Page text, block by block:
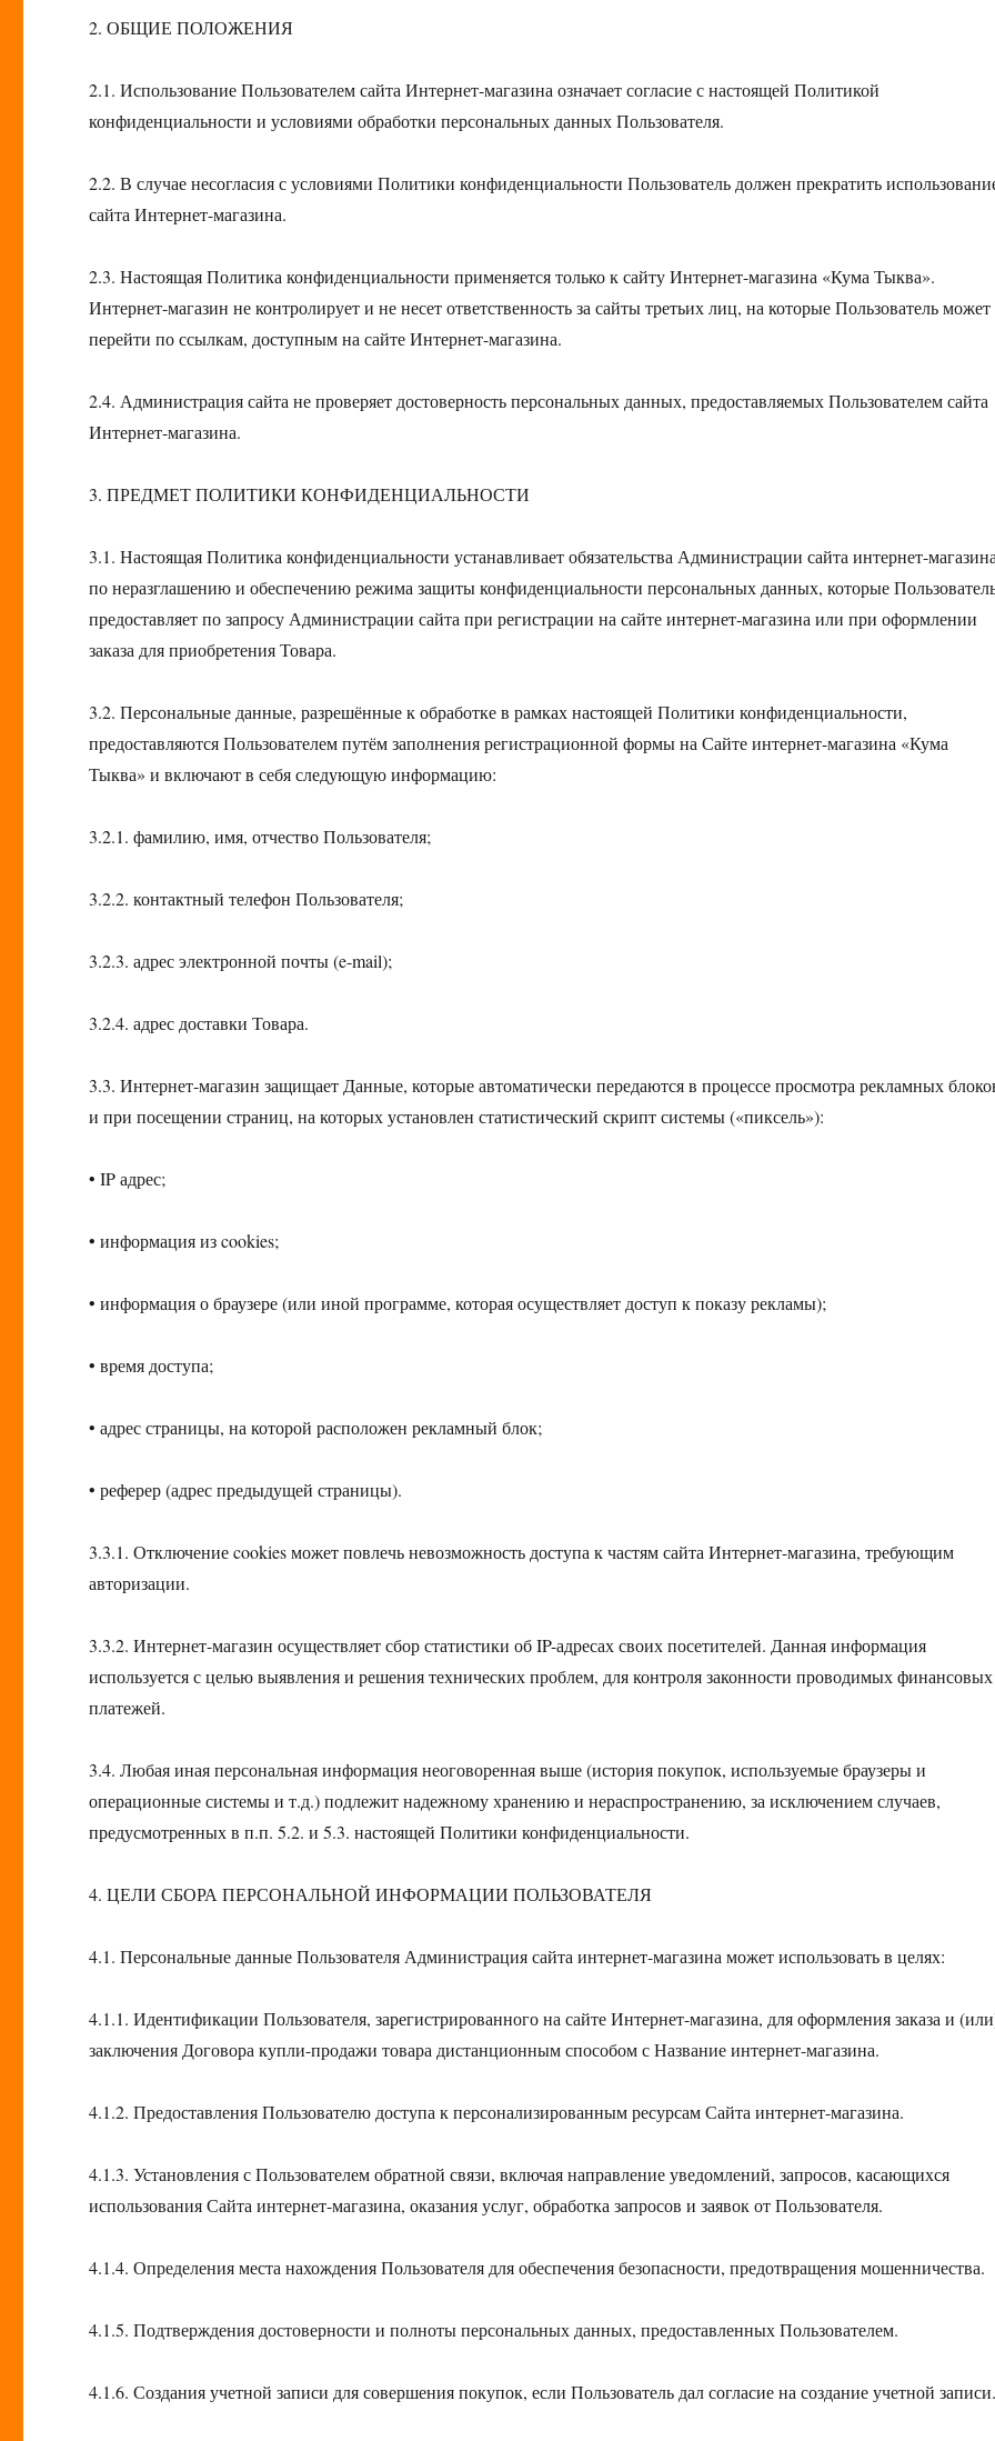
2. ОБЩИЕ ПОЛОЖЕНИЯ
2.1. Использование Пользователем сайта Интернет-магазина означает согласие с настоящей Политикой
конфиденциальности и условиями обработки персональных данных Пользователя.
2.2. В случае несогласия с условиями Политики конфиденциальности Пользователь должен прекратить
сайта Интернет-магазина.
2.3. Настоящая Политика конфиденциальности применяется только к сайту Интернет-магазина «Кума Тыква».
Интернет-магазин не контролирует и не несет ответственность за сайты третьих лиц, на которые Пользователь может
перейти по ссылкам, доступным на сайте Интернет-магазина.
2.4. Администрация сайта не проверяет достоверность персональных данных, предоставляемых Пользователем сайта
Интернет-магазина.
3. ПРЕДМЕТ ПОЛИТИКИ КОНФИДЕНЦИАЛЬНОСТИ
3.1. Настоящая Политика конфиденциальности устанавливает обязательства Администрации сайта интернет-
по неразглашению и обеспечению режима защиты конфиденциальности персональных данных, которые
предоставляет по запросу Администрации сайта при регистрации на сайте интернет-магазина или при оформлении
заказа для приобретения Товара.
3.2. Персональные данные, разрешённые к обработке в рамках настоящей Политики конфиденциальности,
предоставляются Пользователем путём заполнения регистрационной формы на Сайте интернет-магазина «Кума
Тыква» и включают в себя следующую информацию:
3.2.1. фамилию, имя, отчество Пользователя;
3.2.2. контактный телефон Пользователя;
3.2.3. адрес электронной почты (e-mail);
3.2.4. адрес доставки Товара.
3.3. Интернет-магазин защищает Данные, которые автоматически передаются в процессе просмотра рекламных
и при посещении страниц, на которых установлен статистический скрипт системы («пиксель»):
• IP адрес;
• информация из cookies;
• информация о браузере (или иной программе, которая осуществляет доступ к показу рекламы);
• время доступа;
• адрес страницы, на которой расположен рекламный блок;
• реферер (адрес предыдущей страницы).
3.3.1. Отключение cookies может повлечь невозможность доступа к частям сайта Интернет-магазина, требующим
авторизации.
3.3.2. Интернет-магазин осуществляет сбор статистики об IP-адресах своих посетителей. Данная информация
используется с целью выявления и решения технических проблем, для контроля законности проводимых финансовых
платежей.
3.4. Любая иная персональная информация неоговоренная выше (история покупок, используемые браузеры и
операционные системы и т.д.) подлежит надежному хранению и нераспространению, за исключением случаев,
предусмотренных в п.п. 5.2. и 5.3. настоящей Политики конфиденциальности.
4. ЦЕЛИ СБОРА ПЕРСОНАЛЬНОЙ ИНФОРМАЦИИ ПОЛЬЗОВАТЕЛЯ
4.1. Персональные данные Пользователя Администрация сайта интернет-магазина может использовать в целях:
4.1.1. Идентификации Пользователя, зарегистрированного на сайте Интернет-магазина, для оформления заказа и
заключения Договора купли-продажи товара дистанционным способом с Название интернет-магазина.
4.1.2. Предоставления Пользователю доступа к персонализированным ресурсам Сайта интернет-магазина.
4.1.3. Установления с Пользователем обратной связи, включая направление уведомлений, запросов, касающихся
использования Сайта интернет-магазина, оказания услуг, обработка запросов и заявок от Пользователя.
4.1.4. Определения места нахождения Пользователя для обеспечения безопасности, предотвращения мошенничества.
4.1.5. Подтверждения достоверности и полноты персональных данных, предоставленных Пользователем.
4.1.6. Создания учетной записи для совершения покупок, если Пользователь дал согласие на создание учетной